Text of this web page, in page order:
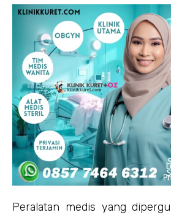
Peralatan medis yang